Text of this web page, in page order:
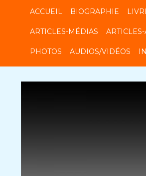
ACCUEIL BIOGRAPHIE
ARTICLES-MÉDIAS
PHOTOS AUDIOS/VIDÉOS